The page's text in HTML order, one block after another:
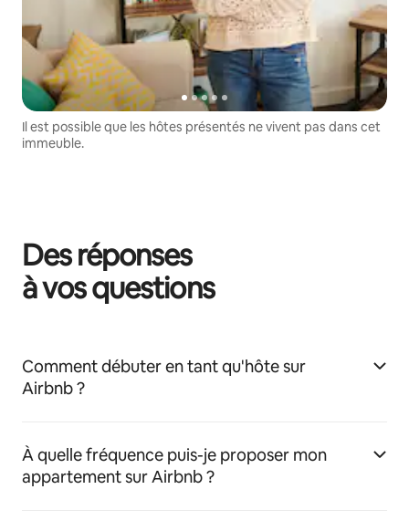
Il est possible que les hôtes présentés ne vivent pas dans cet
immeuble.
Des réponses
à vos questions
Comment débuter en tant qu'hôte sur
Airbnb ?
À quelle fréquence puis-je proposer mon
appartement sur Airbnb ?